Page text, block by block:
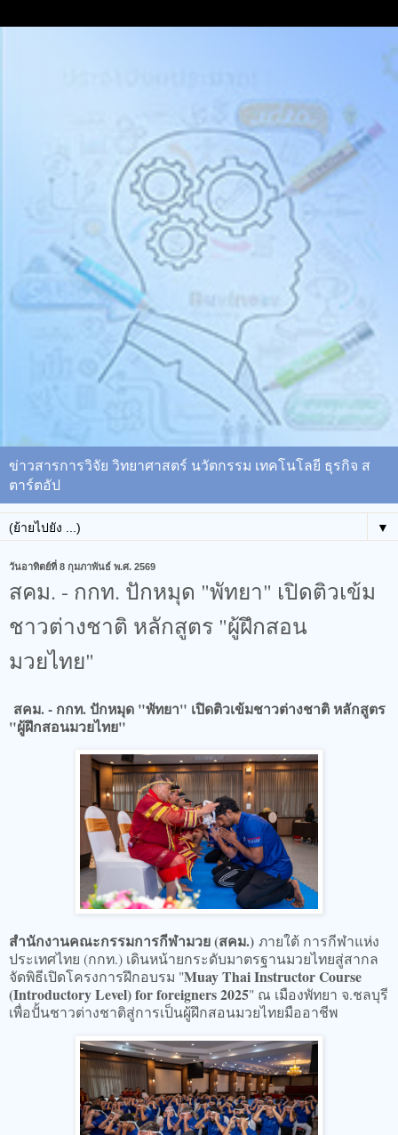
ข่าวสารการวิจัย วิทยาศาสตร์ นวัตกรรม เทคโนโลยี ธุรกิจ ส
ตาร์ตอัป
▼
วันอาทิตย์ที่ 8 กุมภาพันธ์ พ.ศ. 2569
สคม. - กกท. ปักหมุด "พัทยา" เปิดติวเข้ม
ชาวต่างชาติ หลักสูตร "ผู้ฝึกสอน
มวยไทย"
สคม. - กกท. ปักหมุด "พัทยา" เปิดติวเข้มชาวต่างชาติ หลักสูตร
"ผู้ฝึกสอนมวยไทย"
สำนักงานคณะกรรมการกีฬามวย (สคม.) ภายใต้ การกีฬาแห่ง
ประเทศไทย (กกท.) เดินหน้ายกระดับมาตรฐานมวยไทยสู่สากล
จัดพิธีเปิดโครงการฝึกอบรม "Muay Thai Instructor Course
(Introductory Level) for foreigners 2025" ณ เมืองพัทยา จ.ชลบุรี
เพื่อปั้นชาวต่างชาติสู่การเป็นผู้ฝึกสอนมวยไทยมืออาชีพ